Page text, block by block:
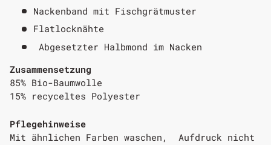
Nackenband mit Fischgrätmuster
Flatlocknähte
Abgesetzter Halbmond im Nacken
Zusammensetzung
85% Bio-Baumwolle
15% recyceltes Polyester
Pflegehinweise
Mit ähnlichen Farben waschen, Aufdruck nicht